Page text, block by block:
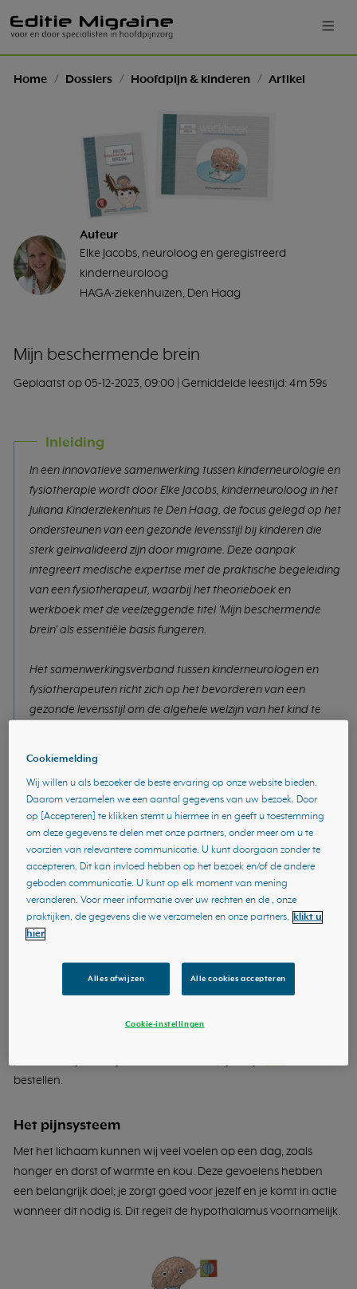
Home Dossiers Hoofdpijn & kinderen Artikel
Auteur
Elke Jacobs, neuroloog en geregistreerd
kinderneuroloog
HAGA-ziekenhuizen, Den Haag
Mijn beschermende brein
Geplaatst op 05-12-2023, 09:00 | Gemiddelde leestijd: 4m 59s
Inleiding
In een innovatieve samenwerking tussen kinderneurologie en
fysiotherapie wordt door Elke Jacobs, kinderneuroloog in het
Juliana Kinderziekenhuis te Den Haag, de focus gelegd op het
ondersteunen van een gezonde levensstijl bij kinderen die
sterk geïnvalideerd zijn door migraine. Deze aanpak
integreert medische expertise met de praktische begeleiding
van een fysiotherapeut, waarbij het theorieboek en
werkboek met de veelzeggende titel 'Mijn beschermende
brein' als essentiële basis fungeren.
Het samenwerkingsverband tussen kinderneurologen en
fysiotherapeuten richt zich op het bevorderen van een
gezonde levensstijl om de algehele welzijn van het kind te
Deze geïntegreerde aanpak erkent de complexiteit van
migraine bij kinderen en onderstreept het belang van het
betrekken van verschillende disciplines om effectieve
resultaten te bereiken. Elke gelooft dat deze collaboratieve
benadering niet alleen de symptomen van migraine
aanpakt, maar ook het kind de tools biedt om een
gezondere levensstijl te omarmen, waardoor de impact van
beschermende brein’ gebruikt, natuurlijk met toestemming van
bestellen.
Het pijnsysteem
Met het lichaam kunnen wij veel voelen op een dag, zoals
honger en dorst of warmte en kou. Deze gevoelens hebben
een belangrijk doel; je zorgt goed voor jezelf en je komt in actie
wanneer dit nodig is. Dit regelt de hypothalamus voornamelijk.
Cookiemelding
Wij willen u als bezoeker de beste ervaring op onze website bieden.
Daarom verzamelen we een aantal gegevens van uw bezoek. Door
op [Accepteren] te klikken stemt u hiermee in en geeft u toestemming
om deze gegevens te delen met onze partners, onder meer om u te
voorzien van relevantere communicatie. U kunt doorgaan zonder te
accepteren. Dit kan invloed hebben op het bezoek en/of de andere
geboden communicatie. U kunt op elk moment van mening
veranderen. Voor meer informatie over uw rechten en de , onze
praktijken, de gegevens die we verzamelen en onze partners, klikt u
hier
Alles afwijzen Alle cookies accepteren
Cookie-instellingen